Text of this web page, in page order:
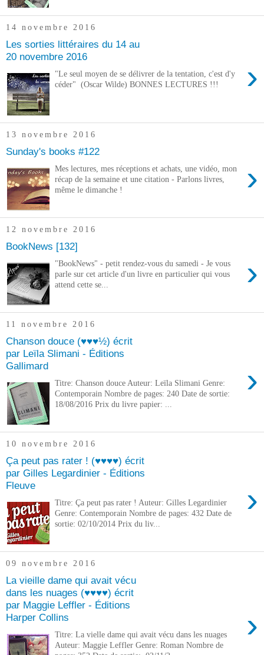
14 novembre 2016
Les sorties littéraires du 14 au
20 novembre 2016
›
"Le seul moyen de se délivrer de la tentation, c'est d'y
céder" (Oscar Wilde) BONNES LECTURES !!!
13 novembre 2016
Sunday's books #122
›
Mes lectures, mes réceptions et achats, une vidéo, mon
récap de la semaine et une citation - Parlons livres,
même le dimanche !
12 novembre 2016
BookNews [132]
›
"BookNews" - petit rendez-vous du samedi - Je vous
parle sur cet article d'un livre en particulier qui vous
attend cette se...
11 novembre 2016
Chanson douce (♥♥♥½) écrit
par Leïla Slimani - Éditions
Gallimard
›
Titre: Chanson douce Auteur: Leïla Slimani Genre:
Contemporain Nombre de pages: 240 Date de sortie:
18/08/2016 Prix du livre papier: ...
10 novembre 2016
Ça peut pas rater ! (♥♥♥♥) écrit
par Gilles Legardinier - Éditions
Fleuve
›
Titre: Ça peut pas rater ! Auteur: Gilles Legardinier
Genre: Contemporain Nombre de pages: 432 Date de
sortie: 02/10/2014 Prix du liv...
09 novembre 2016
La vieille dame qui avait vécu
dans les nuages (♥♥♥♥) écrit
par Maggie Leffler - Éditions
Harper Collins
›
Titre: La vielle dame qui avait vécu dans les nuages
Auteur: Maggie Leffler Genre: Roman Nombre de